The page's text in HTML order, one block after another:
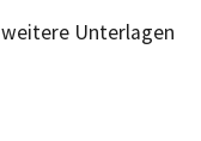
Unterlagen